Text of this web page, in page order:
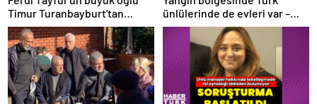
Timur Turanbayburt'tan
açıklama Magazin haberleri
ünlülerinde de evleri var –
Magazin haberleri